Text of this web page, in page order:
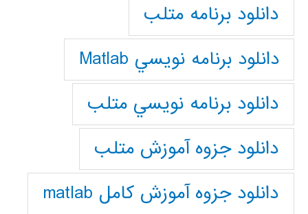
دانلود برنامه متلب
دانلود برنامه نويسي Matlab
دانلود برنامه نويسي متلب
دانلود جزوه آموزش متلب
دانلود جزوه آموزش کامل matlab